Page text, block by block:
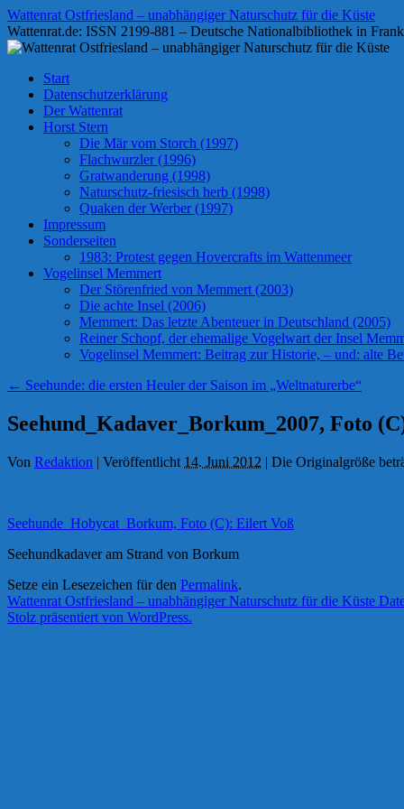
Zum
Inhalt
springen
Wattenrat Ostfriesland – unabhängiger Naturschutz für die Küste
Wattenrat.de: ISSN 2199-881 – Deutsche Nationalbibliothek in
Start
Datenschutzerklärung
Der Wattenrat
Horst Stern
Die Mär vom Storch (1997)
Flachwurzler (1996)
Gratwanderung (1998)
Naturschutz-friesisch herb (1998)
Quaken der Werber (1997)
Impressum
Sonderseiten
1983: Protest gegen Hovercrafts im Wattenmeer
Vogelinsel Memmert
Der Störenfried von Memmert (2003)
Die achte Insel (2006)
Memmert: Das letzte Abenteuer in Deutschland (2005)
Reiner Schopf, der ehemalige Vogelwart der Insel
Vogelinsel Memmert: Beitrag zur Historie, – und: alte
← Seehunde: die ersten Heuler der Saison im „Weltnaturerbe“
Seehund_Kadaver_Borkum_2007, Foto
Von Redaktion | Veröffentlicht 14. Juni 2012 | Die Originalgröße
Seehunde_Hobycat_Borkum, Foto (C): Eilert Voß
Seehundkadaver am Strand von Borkum
Setze ein Lesezeichen für den Permalink.
Wattenrat Ostfriesland – unabhängiger Naturschutz für die Küste
Stolz präsentiert von WordPress.